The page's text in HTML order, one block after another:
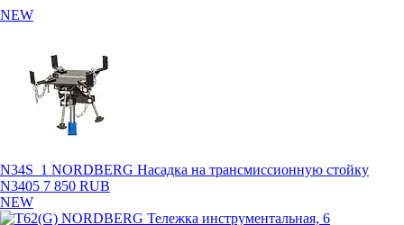
NEW
N34S_1 NORDBERG Насадка на трансмиссионную стойку
N3405 7 850 RUB
NEW